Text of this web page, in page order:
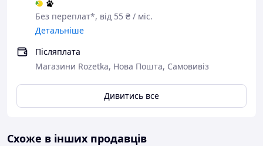
Без переплат*, від 55 ₴ / міс.
Детальніше
Післяплата
Магазини Rozetka, Нова Пошта, Самовивіз
Дивитись все
Схоже в інших продавців